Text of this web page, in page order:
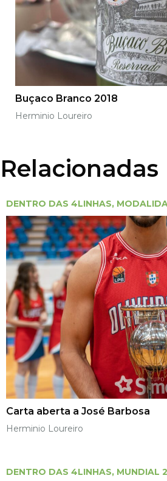
Buçaco Branco 2018
Herminio Loureiro
Relacionadas
DENTRO DAS 4LINHAS,
Carta aberta a José Barbosa
Herminio Loureiro
DENTRO DAS 4LINHAS, MUNDIAL